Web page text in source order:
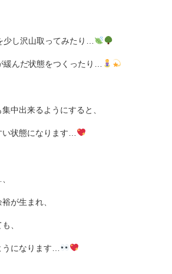
少し沢山取ってみたり
んだ状態をつくったり
中出来るようにすると、
状態になります
が生まれ、
、
になります